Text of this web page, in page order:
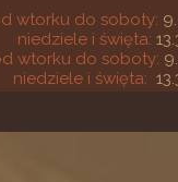
wtorku do soboty:
wtorku do soboty: